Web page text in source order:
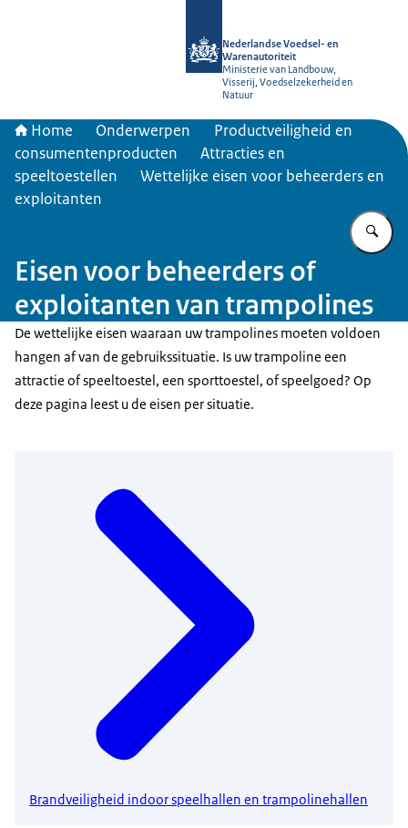
Nederlandse Voedsel- en
Warenautoriteit
Ministerie van Landbouw,
Visserij, Voedselzekerheid en
Natuur
Home Onderwerpen
Productveiligheid en
consumentenproducten
Attracties en
speeltoestellen
Wettelijke eisen voor beheerders en
exploitanten
Eisen voor beheerders of
exploitanten van trampolines
De wettelijke eisen waaraan uw trampolines moeten voldoen
hangen af van de gebruikssituatie. Is uw trampoline een
attractie of speeltoestel, een sporttoestel, of speelgoed? Op
deze pagina leest u de eisen per situatie.
Brandveiligheid indoor speelhallen en trampolinehallen